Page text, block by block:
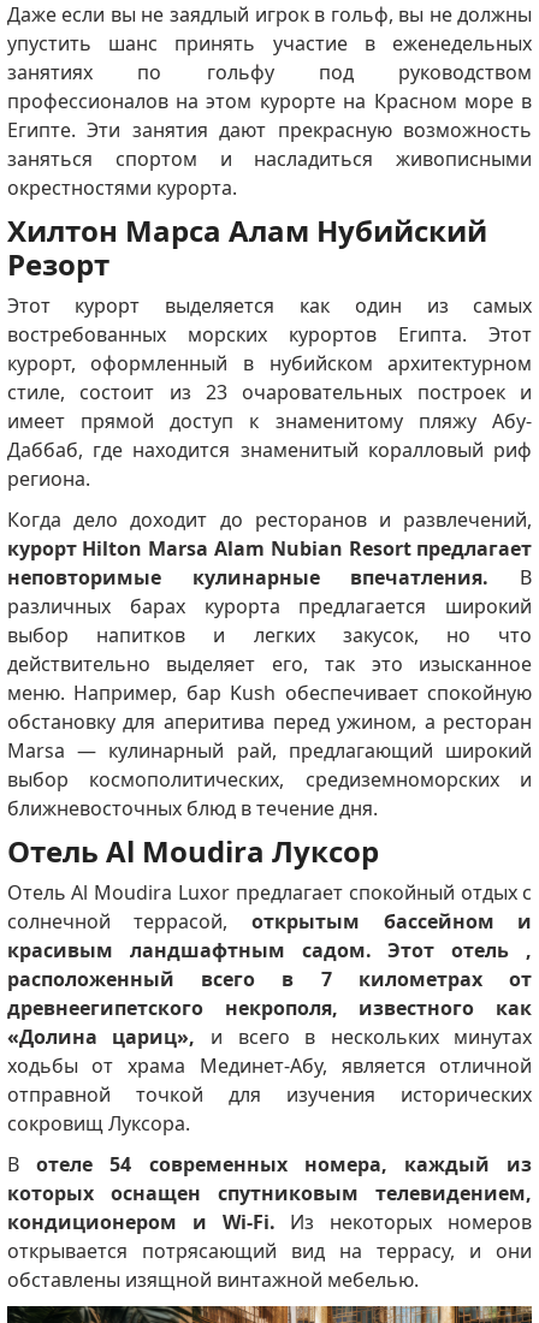
Даже если вы не заядлый игрок в гольф, вы не должны
упустить шанс принять участие в еженедельных
занятиях по гольфу под руководством
профессионалов на этом курорте на Красном море в
Египте.Эти занятия дают прекрасную возможность
заняться спортом и насладиться живописными
окрестностями курорта.
Хилтон Марса Алам Нубийский
Резорт
Этот курорт выделяется как один из самых
востребованных морских курортов Египта.Этот
курорт, оформленный в нубийском архитектурном
стиле, состоит из 23 очаровательных построек и
имеет прямой доступ к знаменитому пляжу Абу-
Даббаб, где находится знаменитый коралловый риф
региона.
Когда дело доходит до ресторанов и развлечений,
курорт Hilton Marsa Alam Nubian Resort предлагает
неповторимые кулинарные впечатления. В
различных барах курорта предлагается широкий
выбор напитков и легких закусок, но что
действительно выделяет его, так это изысканное
меню. Например, бар Kush обеспечивает спокойную
обстановку для аперитива перед ужином, а ресторан
Marsa — кулинарный рай, предлагающий широкий
выбор космополитических, средиземноморских и
ближневосточных блюд в течение дня.
Отель Al Moudira Луксор
Отель Al Moudira Luxor предлагает спокойный отдых с
солнечной террасой, открытым бассейном и
красивым ландшафтным садом.Этот отель ,
расположенный всего в 7 километрах от
древнеегипетского некрополя, известного как
«Долина цариц», и всего в нескольких минутах
ходьбы от храма Мединет-Абу, является отличной
отправной точкой для изучения исторических
сокровищ Луксора.
В отеле 54 современных номера, каждый из
которых оснащен спутниковым телевидением,
кондиционером и Wi-Fi. Из некоторых номеров
открывается потрясающий вид на террасу, и они
обставлены изящной винтажной мебелью.